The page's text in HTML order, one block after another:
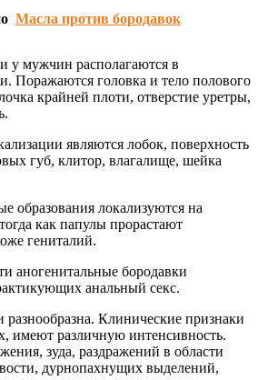
Масла против бородавок
у мужчин располагаются в
Поражаются головка и тело полового
крайней плоти, отверстие уретры,
являются лобок, поверхность
губ, клитор, влагалище, шейка
образования локализуются на
как папулы прорастают
гениталий.
аногенитальные бородавки
анальный секс.
Клинические признаки
имеют различную интенсивность.
зуда, раздражений в области
дурнопахнущих выделений,